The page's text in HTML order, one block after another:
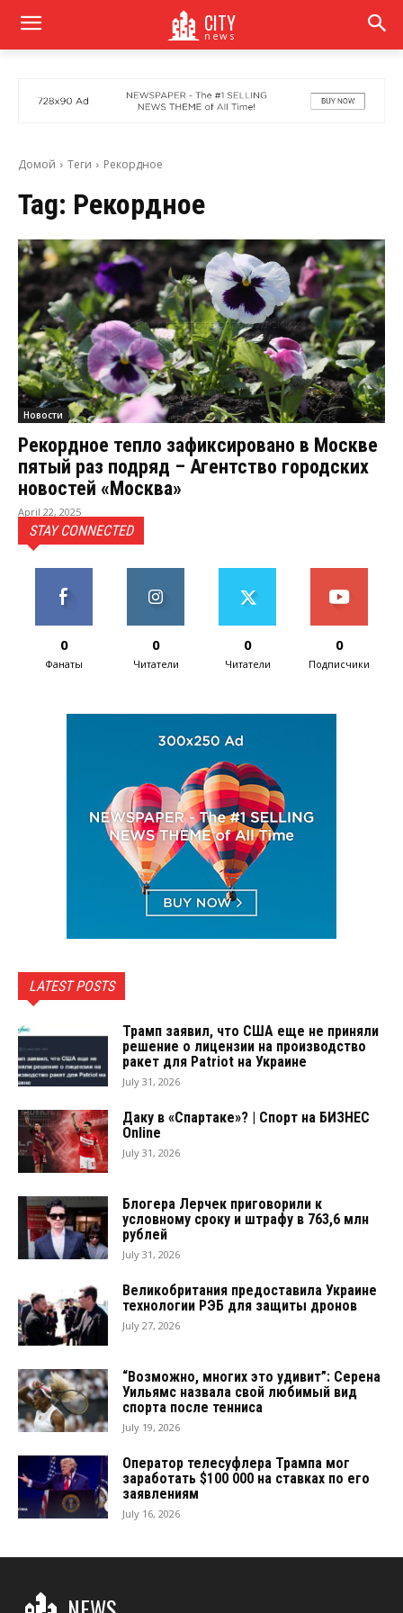
CITY
news
Домой Теги Рекордное
Tag: Рекордное
Новости
Рекордное тепло зафиксировано в Москве
пятый раз подряд – Агентство городских
новостей «Москва»
April 22, 2025
STAY CONNECTED
0
Фанаты
0
Читатели
0
Читатели
0
Подписчики
LATEST POSTS
Трамп заявил, что США еще не приняли
решение о лицензии на производство
ракет для Patriot на Украине
July 31, 2026
Даку в «Спартаке»? | Спорт на БИЗНЕС
Online
July 31, 2026
Блогера Лерчек приговорили к
условному сроку и штрафу в 763,6 млн
рублей
July 31, 2026
Великобритания предоставила Украине
технологии РЭБ для защиты дронов
July 27, 2026
“Возможно, многих это удивит”: Серена
Уильямс назвала свой любимый вид
спорта после тенниса
July 19, 2026
Оператор телесуфлера Трампа мог
заработать $100 000 на ставках по его
заявлениям
July 16, 2026